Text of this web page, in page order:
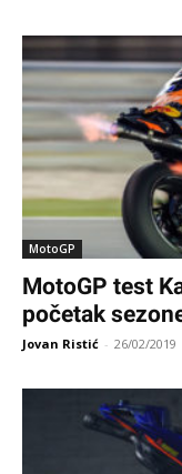
MotoGP
MotoGP test
početak
Jovan Ristić - 26/02/2019